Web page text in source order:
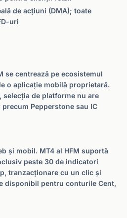
de acțiuni (DMA); toate
uri
se centrează pe ecosistemul
o aplicație mobilă proprietară.
de platforme nu are
Pepperstone sau IC
și mobil. MT4 al HFM suportă
peste 30 de indicatori
tranzacționare cu un clic și
disponibil pentru conturile Cent,